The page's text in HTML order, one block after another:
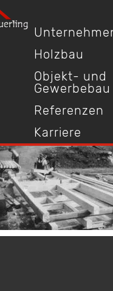
Holzbau
Objekt- und
Gewerbebau
Referenzen
Karriere